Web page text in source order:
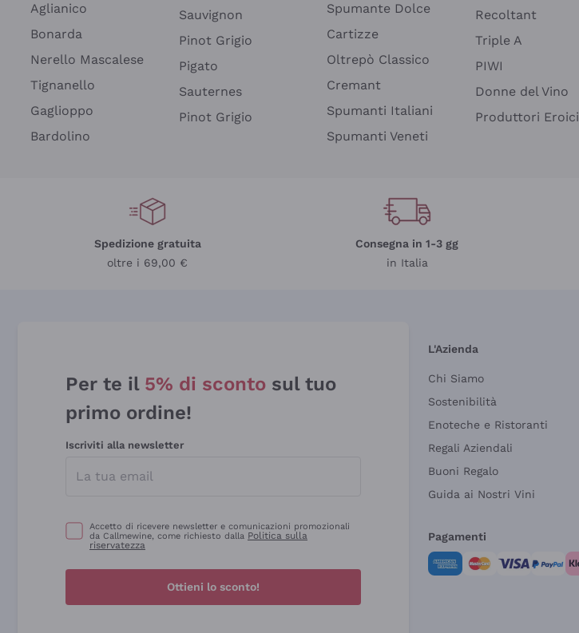
Aglianico
Bonarda
Nerello Mascalese
Tignanello
Gaglioppo
Bardolino
Sauvignon
Pinot Grigio
Pigato
Sauternes
Pinot Grigio
Spumante Dolce
Cartizze
Oltrepò Classico
Cremant
Spumanti Italiani
Spumanti Veneti
Recoltant
Triple A
PIWI
Donne del Vino
Produttori Eroici
Spedizione gratuita
oltre i 69,00 €
Consegna in 1-3 gg
in Italia
Per te il 5% di sconto sul tuo
primo ordine!
Iscriviti alla newsletter
Accetto di ricevere newsletter e comunicazioni promozionali
da Callmewine, come richiesto dalla Politica sulla
riservatezza
Ottieni lo sconto!
L'Azienda
Chi Siamo
Sostenibilità
Enoteche e Ristoranti
Regali Aziendali
Buoni Regalo
Guida ai Nostri Vini
Pagamenti